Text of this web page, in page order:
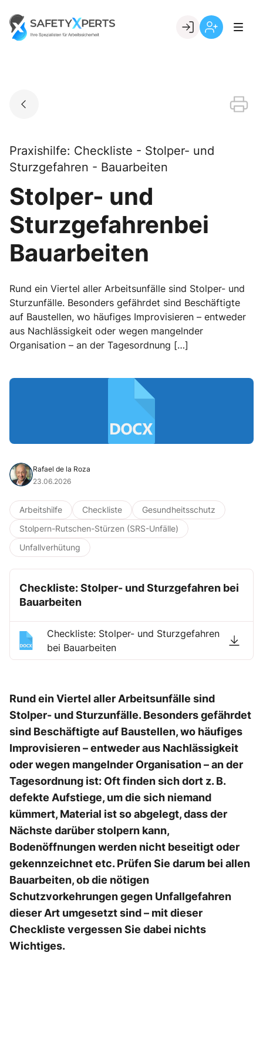
content
Go to landing page.
Praxishilfe: Checkliste - Stolper- und
Sturzgefahren - Bauarbeiten
Stolper- und
Sturzgefahrenbei
Bauarbeiten
Rund ein Viertel aller Arbeitsunfälle sind Stolper- und
Sturzunfälle. Besonders gefährdet sind Beschäftigte
auf Baustellen, wo häufiges Improvisieren – entweder
aus Nachlässigkeit oder wegen mangelnder
Organisation – an der Tagesordnung […]
Rafael de la Roza
23.06.2026
Arbeitshilfe Checkliste
Gesundheitsschutz
Stolpern-Rutschen-Stürzen (SRS-Unfälle)
Unfallverhütung
Checkliste: Stolper- und Sturzgefahren bei
Bauarbeiten
Checkliste: Stolper- und Sturzgefahren
bei Bauarbeiten
Rund ein Viertel aller Arbeitsunfälle sind
Stolper- und Sturzunfälle. Besonders gefährdet
sind Beschäftigte auf Baustellen, wo häufiges
Improvisieren – entweder aus Nachlässigkeit
oder wegen mangelnder Organisation – an der
Tagesordnung ist: Oft finden sich dort z. B.
defekte Aufstiege, um die sich niemand
kümmert, Material ist so abgelegt, dass der
Nächste darüber stolpern kann,
Bodenöffnungen werden nicht beseitigt oder
gekennzeichnet etc. Prüfen Sie darum bei allen
Bauarbeiten, ob die nötigen
Schutzvorkehrungen gegen Unfallgefahren
dieser Art umgesetzt sind – mit dieser
Checkliste vergessen Sie dabei nichts
Wichtiges.